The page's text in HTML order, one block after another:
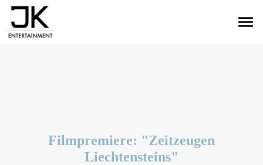
menu
Filmpremiere: "Zeitzeugen
Liechtensteins"